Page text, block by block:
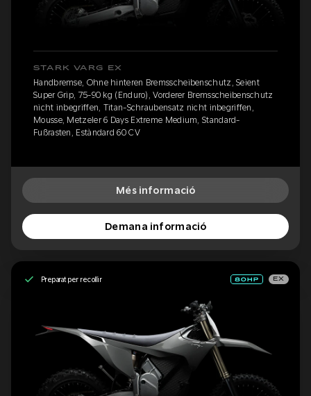
STARK VARG EX
Handbremse, Ohne hinteren Bremsscheibenschutz, Seient
Super Grip, 75-90 kg (Enduro), Vorderer Bremsscheibenschutz
nicht inbegriffen, Titan-Schraubensatz nicht inbegriffen,
Mousse, Metzeler 6 Days Extreme Medium, Standard-
Fußrasten, Estàndard 60 CV
Més informació
Demana informació
Preparat per recollir EX